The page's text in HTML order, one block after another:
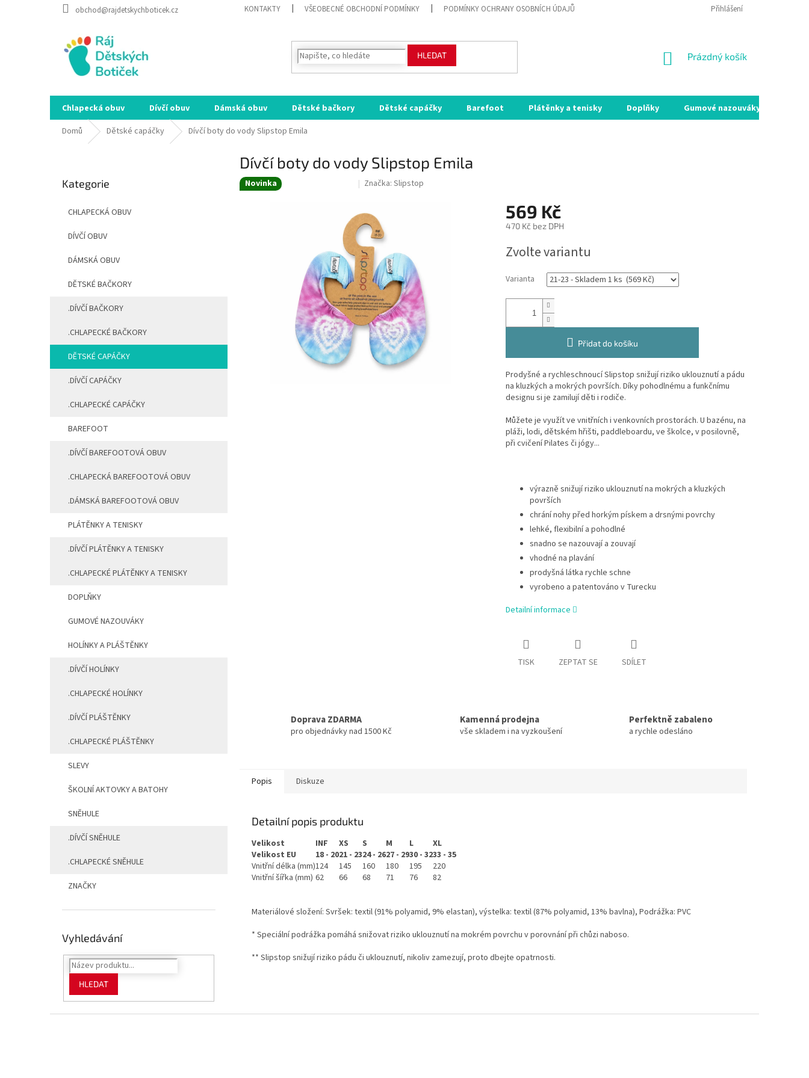
obchod@rajdetskychboticek.cz KONTAKTY VŠEOBECNÉ OBCHODNÍ PODMÍNKY PODMÍNKY OCHRANY OSOBNÍCH ÚDAJŮ MOJE OBJEDNÁVKA
Přihlášení
HLEDAT
NÁKUPNÍ
Prázdný košík
Chlapecká obuv Dívčí obuv Dámská obuv Dětské bačkory Dětské capáčky Barefoot Plátěnky a tenisky Doplňky Gumové nazouváky
Domů
Dětské capáčky Dívčí boty do vody Slipstop Emila
kategorie
Kategorie
CHLAPECKÁ OBUV
DÍVČÍ OBUV
DÁMSKÁ OBUV
DĚTSKÉ BAČKORY
.DÍVČÍ BAČKORY
.CHLAPECKÉ BAČKORY
DĚTSKÉ CAPÁČKY
.DÍVČÍ CAPÁČKY
.CHLAPECKÉ CAPÁČKY
BAREFOOT
.DÍVČÍ BAREFOOTOVÁ OBUV
.CHLAPECKÁ BAREFOOTOVÁ OBUV
.DÁMSKÁ BAREFOOTOVÁ OBUV
PLÁTĚNKY A TENISKY
.DÍVČÍ PLÁTĚNKY A TENISKY
.CHLAPECKÉ PLÁTĚNKY A TENISKY
DOPLŇKY
GUMOVÉ NAZOUVÁKY
HOLÍNKY A PLÁŠTĚNKY
.DÍVČÍ HOLÍNKY
.CHLAPECKÉ HOLÍNKY
.DÍVČÍ PLÁŠTĚNKY
.CHLAPECKÉ PLÁŠTĚNKY
SLEVY
ŠKOLNÍ AKTOVKY A BATOHY
SNĚHULE
.DÍVČÍ SNĚHULE
.CHLAPECKÉ SNĚHULE
ZNAČKY
Vyhledávání
HLEDAT
Dívčí boty do vody Slipstop Emila
Novinka SALECODE:RAJ30:30:%Značka: Slipstop
569 Kč
470 Kč bez DPH
cena:
Zvolte variantu
Varianta
Přidat do košíku
Prodyšné a rychleschnoucí Slipstop snižují riziko uklouznutí a pádu
na kluzkých a mokrých površích. Díky pohodlnému a funkčnímu
designu si je zamilují děti i rodiče.
Můžete je využít ve vnitřních i venkovních prostorách. U bazénu, na
pláži, lodi, dětském hřišti, paddleboardu, ve školce, v posilovně,
při cvičení Pilates či jógy...
výrazně snižují riziko uklouznutí na mokrých a kluzkých
površích
chrání nohy před horkým pískem a drsnými povrchy
lehké, flexibilní a pohodlné
snadno se nazouvají a zouvají
vhodné na plavání
prodyšná látka rychle schne
vyrobeno a patentováno v Turecku
Detailní informace
TISK ZEPTAT SE SDÍLET
Doprava ZDARMA
pro objednávky nad 1500 Kč
Kamenná prodejna
vše skladem i na vyzkoušení
Perfektně zabaleno
a rychle odesláno
Popis Diskuze
Detailní popis produktu
Velikost INF XS S M L
XL
Velikost EU
18 - 2021 - 2324 - 2627 - 2930 - 3233 - 35
Vnitřní délka (mm)124 145 160 180 195
220
Vnitřní šířka (mm) 62 66 68 71 76 82
Materiálové složení: Svršek: textil (91% polyamid, 9% elastan), výstelka: textil (87% polyamid, 13% bavlna), Podrážka: PVC
* Speciální podrážka pomáhá snižovat riziko uklouznutí na mokrém povrchu v porovnání při chůzi naboso.
** Slipstop snižují riziko pádu či uklouznutí, nikoliv zamezují, proto dbejte opatrnosti.